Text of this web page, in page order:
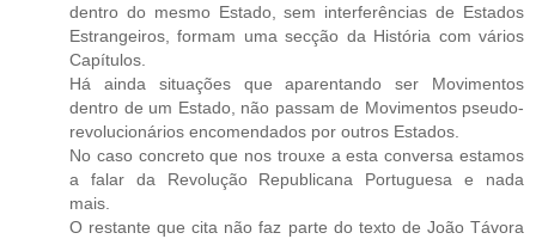
dentro do mesmo Estado, sem interferências de Estados
Estrangeiros, formam uma secção da História com vários
Capítulos.
Há ainda situações que aparentando ser Movimentos
dentro de um Estado, não passam de Movimentos pseudo-
revolucionários encomendados por outros Estados.
No caso concreto que nos trouxe a esta conversa estamos
a falar da Revolução Republicana Portuguesa e nada
mais.
O restante que cita não faz parte do texto de João Távora